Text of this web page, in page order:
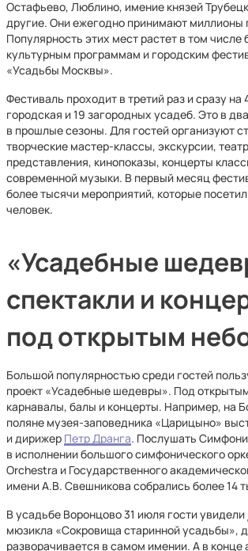
Остафьево, Люблино, имение князей
другие. Они ежегодно принимают миллионы
Популярность этих мест растет в том числе
культурным программам и городским
«Усадьбы Москвы».
Фестиваль проходит в третий раз и сразу
городская и 19 загородных усадеб. Это в
в прошлые сезоны. Для гостей организуют
творческие мастер-классы, экскурсии,
представления, кинопоказы, концерты
современной музыки. В первый месяц
более тысячи мероприятий, которые
человек.
«Усадебные
спектакли и
под открытым
Большой популярностью среди гостей
проект «Усадебные шедевры». Под
карнавалы, балы и концерты. Например, на
поляне музея-заповедника «Царицыно»
и дирижер Петр Дранга. Послушать
в исполнении большого симфонического
Orchestra и Государственного
имени А.В. Свешникова собрались более 14
В усадьбе Воронцово 31 июля гости увидели
мюзикла «Сокровища старинной усадьбы»,
разворачивается в самом имении. А в конце